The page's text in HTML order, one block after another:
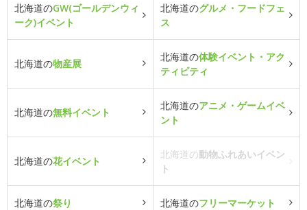
北海道のGW(ゴールデンウィ
ーク)イベント
北海道のグルメ・フードフェ
ス
北海道の物産展
北海道の体験イベント・アク
ティビティ
北海道の無料イベント
北海道のアニメ・ゲームイベ
ント
北海道の花イベント
北海道の動物ふれあいイベン
ト
北海道の祭り 北海道のフリーマーケット